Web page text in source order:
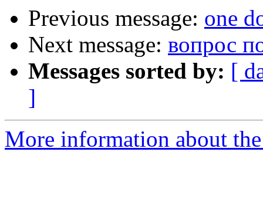
Previous message: one
Next message: вопрос
Messages sorted by: [
]
More information about